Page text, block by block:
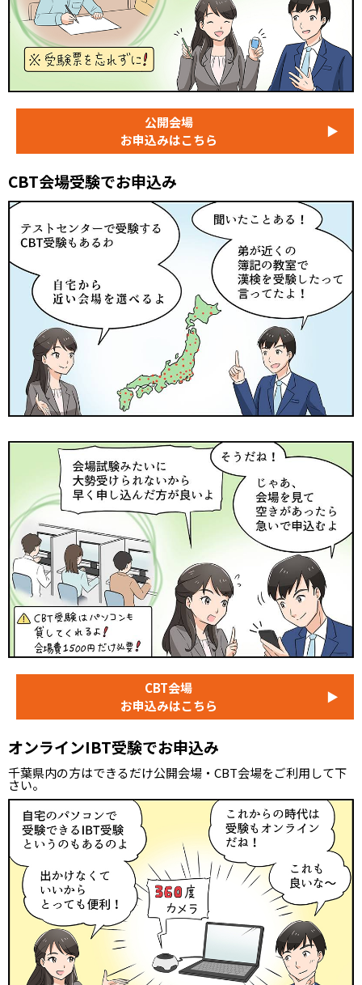
公開会場
お申込みはこちら
▶
CBT会場受験でお申込み
CBT会場
お申込みはこちら
▶
オンラインIBT受験でお申込み
千葉県内の方はできるだけ公開会場・CBT会場をご利用して下
さい。